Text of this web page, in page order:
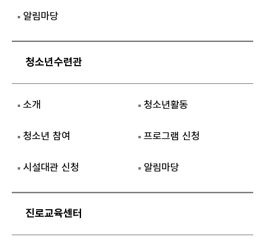
알림마당
청소년수련관
소개 청소년활동
청소년 참여 프로그램 신청
시설대관 신청 알림마당
진로교육센터